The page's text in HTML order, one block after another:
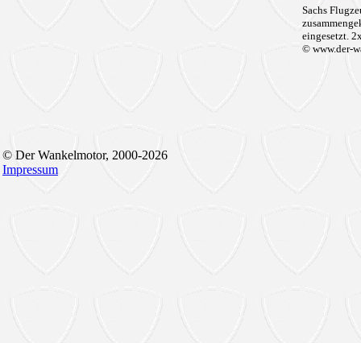
Sachs
eingesetzt.
© www.der-
© Der Wankelmotor, 2000-2026
Impressum